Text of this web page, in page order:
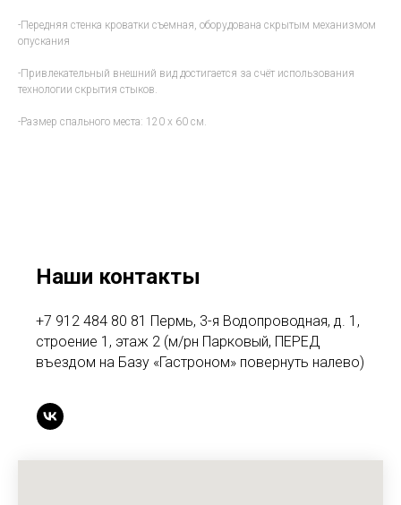
-Передняя стенка кроватки съемная, оборудована скрытым механизмом
опускания
-Привлекательный внешний вид достигается за счёт использования
технологии скрытия стыков.
-Размер спального места: 120 х 60 см.
Наши контакты
+7 912 484 80 81 Пермь, 3-я Водопроводная, д. 1,
строение 1, этаж 2 (м/рн Парковый, ПЕРЕД
въездом на Базу «Гастроном» повернуть налево)